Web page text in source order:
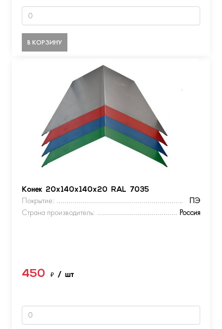
В КОРЗИНУ
Конек 20х140х140х20 RAL 7035
Покрытие:
ПЭ
Страна производитель:
Россия
450 ₽ / шт